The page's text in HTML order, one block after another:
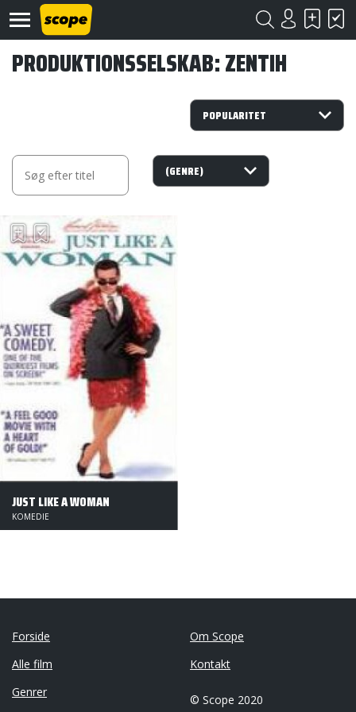
Scope
Kontakt
©
Scope
2020
PRODUKTIONSSELSKAB: ZENTIH
JUST LIKE A WOMAN
KOMEDIE
Forside
Alle film
Genrer
Om Scope
Kontakt
© Scope 2020